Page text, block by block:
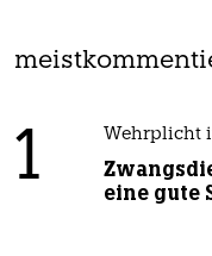
1 Wehrplicht
eine gute